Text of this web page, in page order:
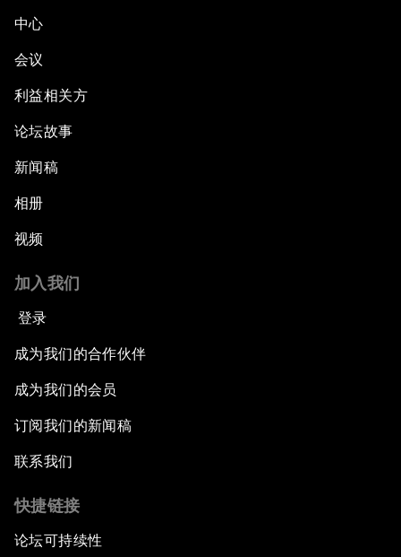
中心
会议
利益相关方
论坛故事
新闻稿
相册
视频
加入我们
登录
成为我们的合作伙伴
成为我们的会员
订阅我们的新闻稿
联系我们
快捷链接
论坛可持续性